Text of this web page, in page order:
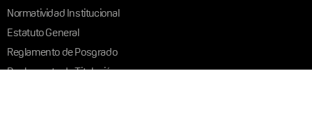
Normatividad Institucional
Estatuto General
Reglamento de Posgrado
Reglamento de Titulación